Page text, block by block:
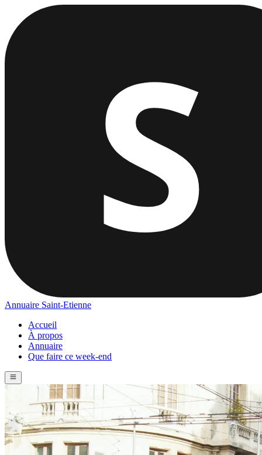
Annuaire Saint-Etienne
Accueil
À propos
Annuaire
Que faire ce week-end